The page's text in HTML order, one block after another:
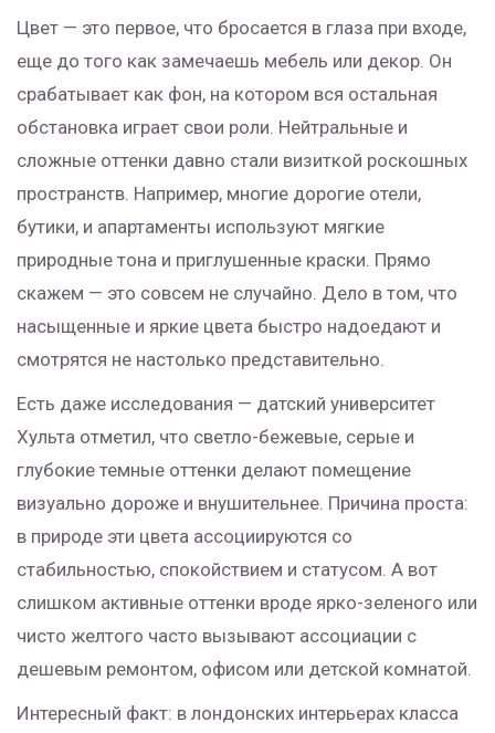
Цвет — это первое, что бросается в глаза при входе,
еще до того как замечаешь мебель или декор. Он
срабатывает как фон, на котором вся остальная
обстановка играет свои роли. Нейтральные и
сложные оттенки давно стали визиткой роскошных
пространств. Например, многие дорогие отели,
бутики, и апартаменты используют мягкие
природные тона и приглушенные краски. Прямо
скажем — это совсем не случайно. Дело в том, что
насыщенные и яркие цвета быстро надоедают и
смотрятся не настолько представительно.
Есть даже исследования — датский университет
Хульта отметил, что светло-бежевые, серые и
глубокие темные оттенки делают помещение
визуально дороже и внушительнее. Причина проста:
в природе эти цвета ассоциируются со
стабильностью, спокойствием и статусом. А вот
слишком активные оттенки вроде ярко-зеленого или
чисто желтого часто вызывают ассоциации с
дешевым ремонтом, офисом или детской комнатой.
Интересный факт: в лондонских интерьерах класса